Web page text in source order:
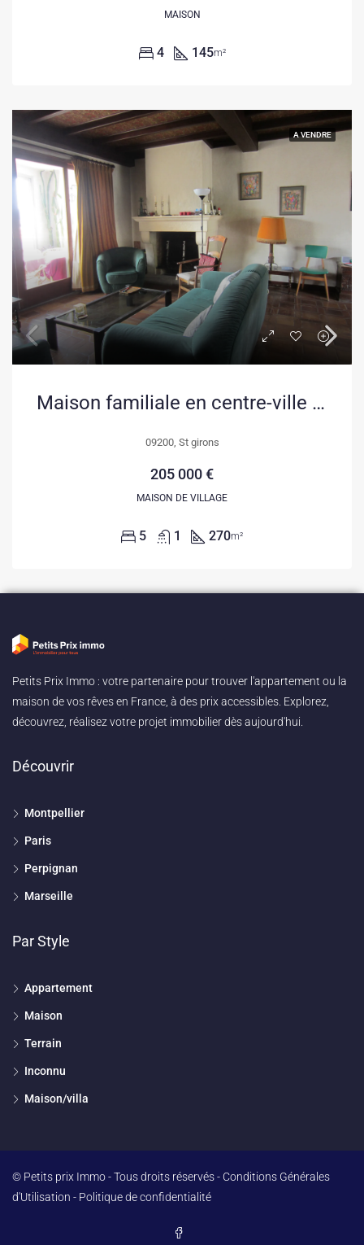
MAISON
4 145m²
A VENDRE
Maison familiale en centre-ville à Saint-Girons avec vue et espace modulable
09200, St girons
205 000 €
MAISON DE VILLAGE
5 1 270m²
Petits Prix Immo : votre partenaire pour trouver l'appartement ou la
maison de vos rêves en France, à des prix accessibles. Explorez,
découvrez, réalisez votre projet immobilier dès aujourd'hui.
Découvrir
Montpellier
Paris
Perpignan
Marseille
Par Style
Appartement
Maison
Terrain
Inconnu
Maison/villa
© Petits prix Immo - Tous droits réservés - Conditions Générales
d'Utilisation - Politique de confidentialité